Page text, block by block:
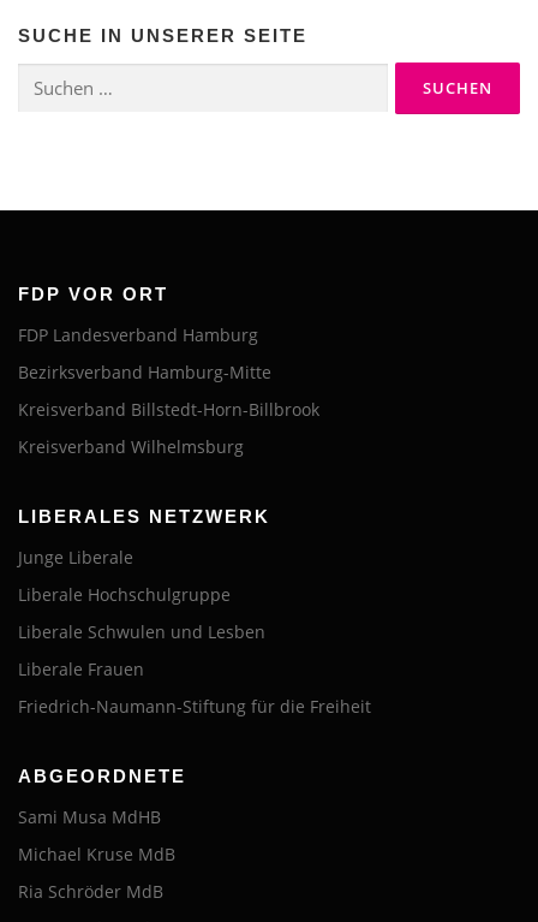
SUCHE IN UNSERER SEITE
nach:
FDP VOR ORT
FDP Landesverband Hamburg
Bezirksverband Hamburg-Mitte
Kreisverband Billstedt-Horn-Billbrook
Kreisverband Wilhelmsburg
LIBERALES NETZWERK
Junge Liberale
Liberale Hochschulgruppe
Liberale Schwulen und Lesben
Liberale Frauen
Friedrich-Naumann-Stiftung für die Freiheit
ABGEORDNETE
Sami Musa MdHB
Michael Kruse MdB
Ria Schröder MdB